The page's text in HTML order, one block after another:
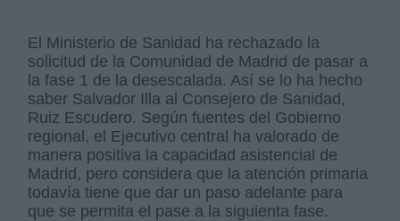
El Ministerio de Sanidad ha rechazado la
solicitud de la Comunidad de Madrid de pasar a
la fase 1 de la desescalada. Así se lo ha hecho
saber Salvador Illa al Consejero de Sanidad,
Ruiz Escudero. Según fuentes del Gobierno
regional, el Ejecutivo central ha valorado de
manera positiva la capacidad asistencial de
Madrid, pero considera que la atención primaria
todavía tiene que dar un paso adelante para
que se permita el pase a la siguienta fase.